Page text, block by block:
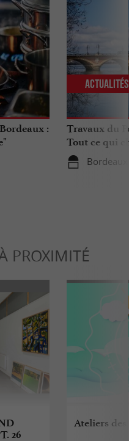
:
Travaux du
Tout ce qui
Bordeaux
Actualités
PROXIMITÉ
26
Ateliers des